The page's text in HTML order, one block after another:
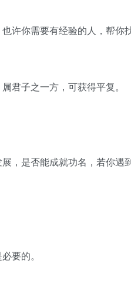
许你需要有经验的人，帮你
君子之一方，可获得平复。
，是否能成就功名，若你遇
要的。